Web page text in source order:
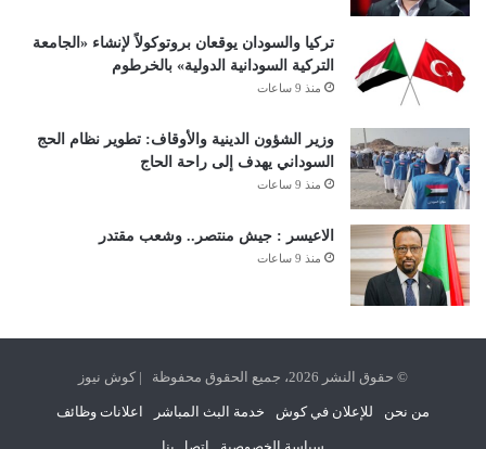
تركيا والسودان يوقعان بروتوكولاً لإنشاء «الجامعة
التركية السودانية الدولية» بالخرطوم
منذ 9 ساعات
وزير الشؤون الدينية والأوقاف: تطوير نظام الحج
السوداني يهدف إلى راحة الحاج
منذ 9 ساعات
الاعيسر : جيش منتصر.. وشعب مقتدر
منذ 9 ساعات
© حقوق النشر 2026، جميع الحقوق محفوظة | كوش نيوز
من نحن للإعلان في كوش خدمة البث المباشر اعلانات وظائف